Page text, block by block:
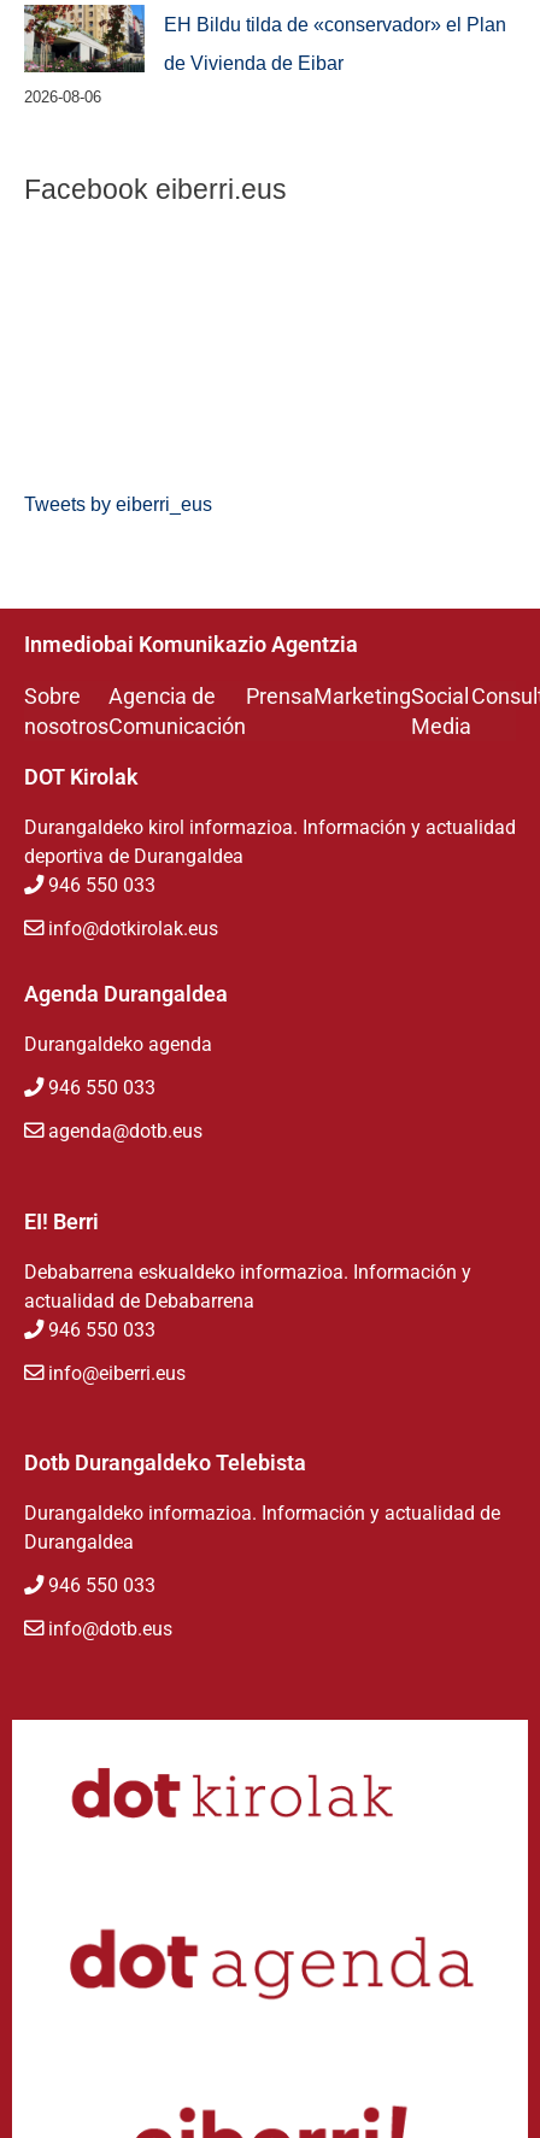
EH Bildu tilda de «conservador» el Plan
de Vivienda de Eibar
2026-08-06
Facebook eiberri.eus
Tweets by eiberri_eus
Inmediobai Komunikazio Agentzia
Sobre
nosotros
Agencia de
Comunicación
PrensaMarketingSocial
Media
DOT Kirolak
Durangaldeko kirol informazioa. Información y actualidad
deportiva de Durangaldea
946 550 033
info@dotkirolak.eus
Agenda Durangaldea
Durangaldeko agenda
946 550 033
agenda@dotb.eus
EI! Berri
Debabarrena eskualdeko informazioa. Información y
actualidad de Debabarrena
946 550 033
info@eiberri.eus
Dotb Durangaldeko Telebista
Durangaldeko informazioa. Información y actualidad de
Durangaldea
946 550 033
info@dotb.eus